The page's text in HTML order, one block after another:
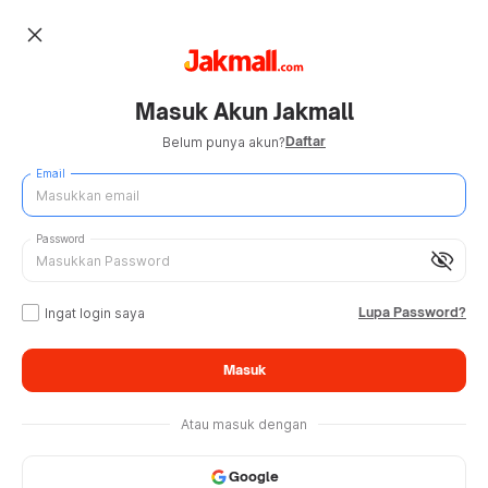
close
Masuk Akun Jakmall
Belum punya akun?Daftar
Email
visibility_off
Password
Ingat login saya Lupa Password?
Masuk
Atau masuk dengan
Google